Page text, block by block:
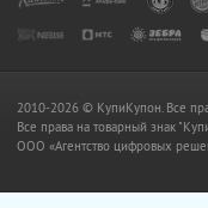
2010-2026 © КупиКупон. Все
Все права на товарный знак
OOO «Агентство цифровых